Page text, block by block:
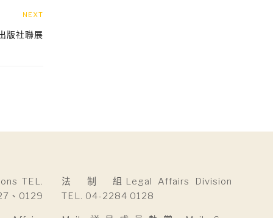
NEXT
版社聯展
TEL.
、0129
法 制 組Legal Affairs Division
TEL. 04-2284 0128